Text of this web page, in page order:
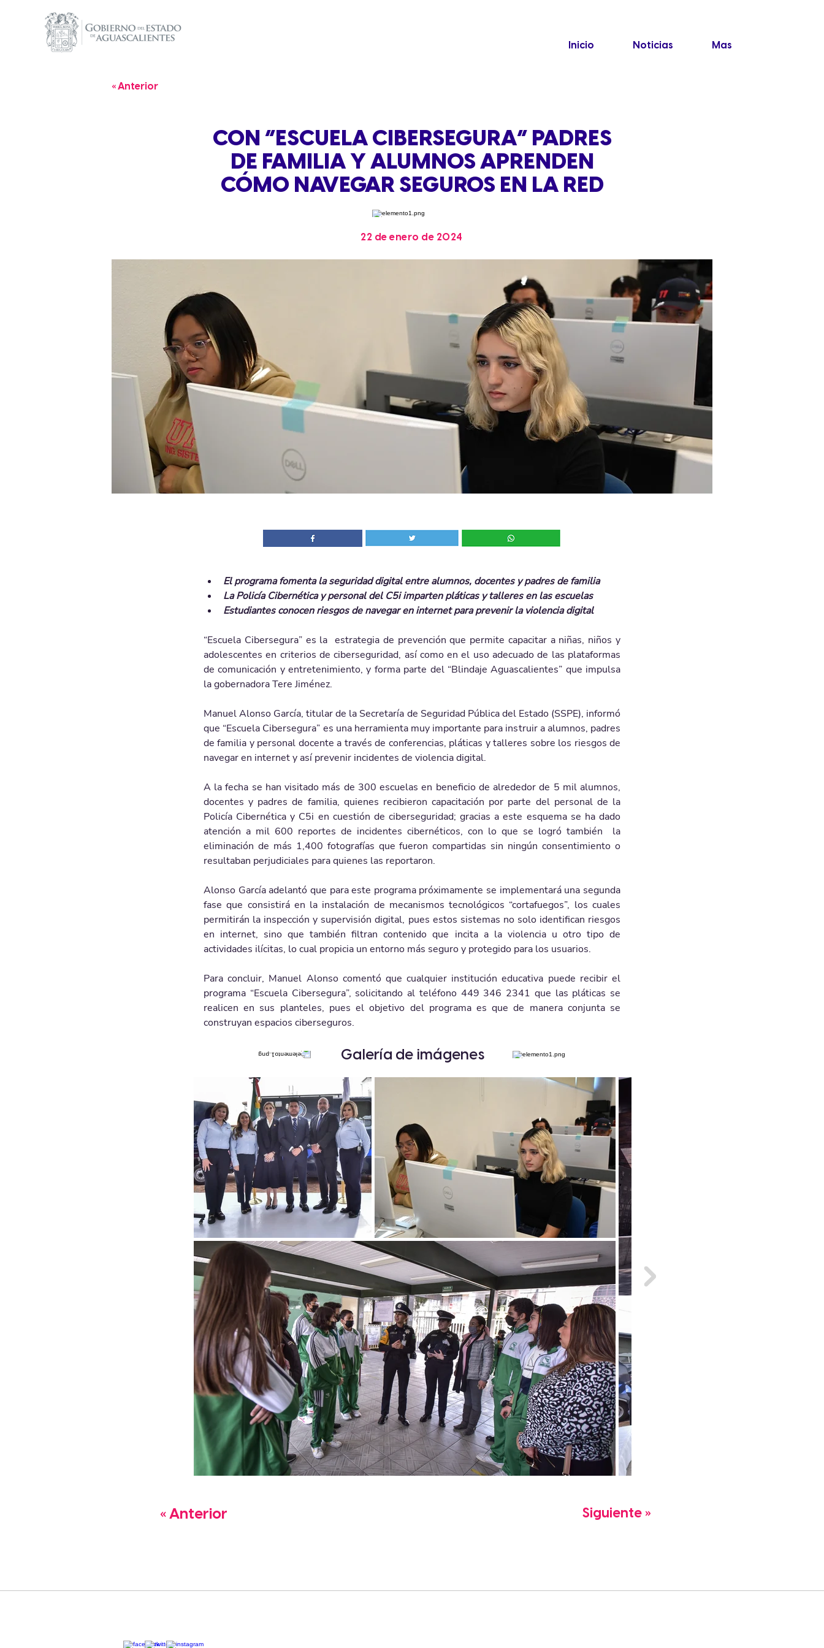
Inicio Noticias Mas
« Anterior
CON “ESCUELA CIBERSEGURA” PADRES
DE FAMILIA Y ALUMNOS APRENDEN
CÓMO NAVEGAR SEGUROS EN LA RED
22 de enero de 2024
El programa fomenta la seguridad digital entre alumnos, docentes y padres de familia
La Policía Cibernética y personal del C5i imparten pláticas y talleres en las escuelas
Estudiantes conocen riesgos de navegar en internet para prevenir la violencia digital
“Escuela Cibersegura” es la  estrategia de prevención que permite capacitar a niñas, niños y
adolescentes en criterios de ciberseguridad, así como en el uso adecuado de las plataformas
de comunicación y entretenimiento, y forma parte del “Blindaje Aguascalientes” que impulsa
la gobernadora Tere Jiménez.
Manuel Alonso García, titular de la Secretaría de Seguridad Pública del Estado (SSPE), informó
que “Escuela Cibersegura” es una herramienta muy importante para instruir a alumnos, padres
de familia y personal docente a través de conferencias, pláticas y talleres sobre los riesgos de
navegar en internet y así prevenir incidentes de violencia digital.
A la fecha se han visitado más de 300 escuelas en beneficio de alrededor de 5 mil alumnos,
docentes y padres de familia, quienes recibieron capacitación por parte del personal de la
Policía Cibernética y C5i en cuestión de ciberseguridad; gracias a este esquema se ha dado
atención a mil 600 reportes de incidentes cibernéticos, con lo que se logró también  la
eliminación de más 1,400 fotografías que fueron compartidas sin ningún consentimiento o
resultaban perjudiciales para quienes las reportaron.
Alonso García adelantó que para este programa próximamente se implementará una segunda
fase que consistirá en la instalación de mecanismos tecnológicos “cortafuegos”, los cuales
permitirán la inspección y supervisión digital, pues estos sistemas no solo identifican riesgos
en internet, sino que también filtran contenido que incita a la violencia u otro tipo de
actividades ilícitas, lo cual propicia un entorno más seguro y protegido para los usuarios.
Para concluir, Manuel Alonso comentó que cualquier institución educativa puede recibir el
programa “Escuela Cibersegura”, solicitando al teléfono 449 346 2341 que las pláticas se
realicen en sus planteles, pues el objetivo del programa es que de manera conjunta se
construyan espacios ciberseguros.
Galería de imágenes
« Anterior Siguiente »